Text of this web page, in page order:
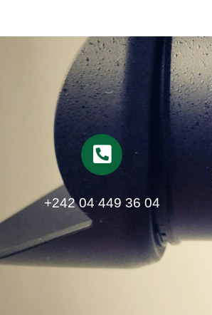
+242 04 449 36 04